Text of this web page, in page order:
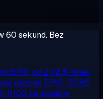
60 sekund. Bez
EPYC, od 2,48 $/mies
rdzenie EPYC, DDR5
H100 na żądanie